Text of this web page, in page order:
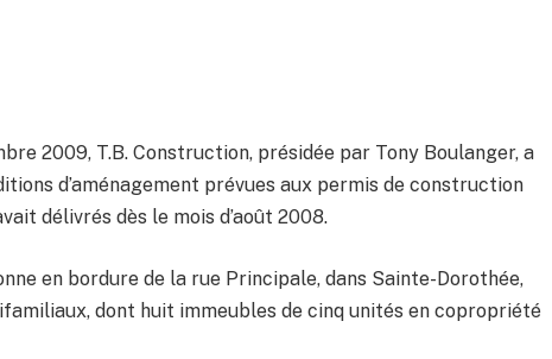
2009, T.B. Construction, présidée par Tony Boulanger, a
d’aménagement prévues aux permis de construction
délivrés dès le mois d’août 2008.
en bordure de la rue Principale, dans Sainte-Dorothée,
dont huit immeubles de cinq unités en copropriété